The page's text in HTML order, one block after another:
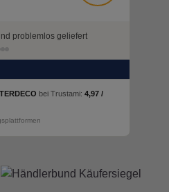
problemlos geliefert
bei Trustami: 4,97 /